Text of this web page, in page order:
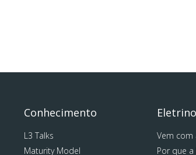
Conhecimento
L3 Talks
Maturity Model
Vem com
Por que a